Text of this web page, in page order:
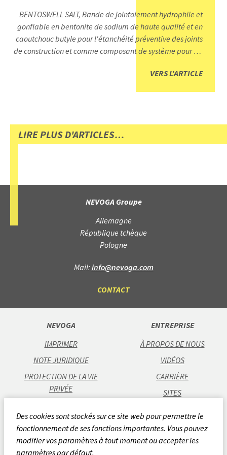
BENTOSWELL SALT, Bande de jointoiement hydrophile et
gonflable en bentonite de sodium de haute qualité et en
caoutchouc butyle pour l'étanchéité préventive des joints
de construction et comme composant de système pour les
VERS L'ARTICLE
LIRE PLUS D'ARTICLES…
Des cookies sont stockés sur ce site web pour permettre le
fonctionnement de ses fonctions importantes. Vous pouvez
modifier vos paramètres à tout moment ou accepter les
paramètres par défaut.
NEVOGA Groupe
Allemagne
République tchèque
Pologne
Mail:info@nevoga.com
CONTACT
NEVOGA
IMPRIMER
NOTE JURIDIQUE
PROTECTION DE LA VIE
PRIVÉE
CODE OF CONDUCT
CHARTE DE QUALITÉ
ENTREPRISE
À PROPOS DE NOUS
VIDÉOS
CARRIÈRE
SITES